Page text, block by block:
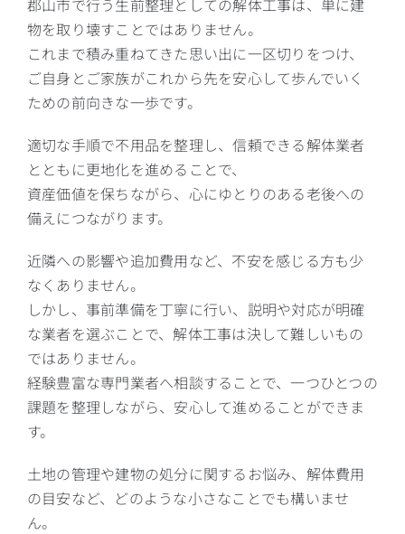
郡山市で行う生前整理としての解体工事は、単に建
物を取り壊すことではありません。
これまで積み重ねてきた思い出に一区切りをつけ、
ご自身とご家族がこれから先を安心して歩んでいく
ための前向きな一歩です。
適切な手順で不用品を整理し、信頼できる解体業者
とともに更地化を進めることで、
資産価値を保ちながら、心にゆとりのある老後への
備えにつながります。
近隣への影響や追加費用など、不安を感じる方も少
なくありません。
しかし、事前準備を丁寧に行い、説明や対応が明確
な業者を選ぶことで、解体工事は決して難しいもの
ではありません。
経験豊富な専門業者へ相談することで、一つひとつの
課題を整理しながら、安心して進めることができま
す。
土地の管理や建物の処分に関するお悩み、解体費用
の目安など、どのような小さなことでも構いませ
ん。